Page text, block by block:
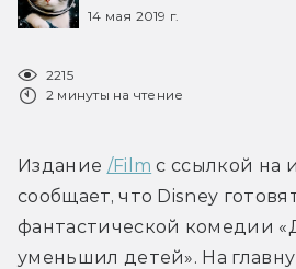
14 мая 2019 г.
2215
2 минуты на чтение
Издание /Film с ссылкой на
сообщает, что Disney
фантастической комедии
уменьшил детей». На